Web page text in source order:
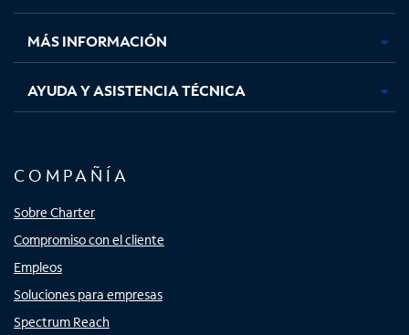
nuevanuevanuevanueva
MÁS INFORMACIÓN
AYUDA Y ASISTENCIA TÉCNICA
COMPAÑÍA
Sobre Charter
Compromiso con el cliente
Empleos
Soluciones para empresas
Spectrum Reach